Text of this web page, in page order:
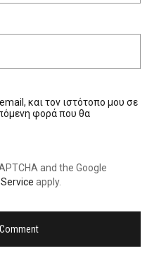
και τον ιστότοπο μου σε
φορά που θα
and the Google
apply.